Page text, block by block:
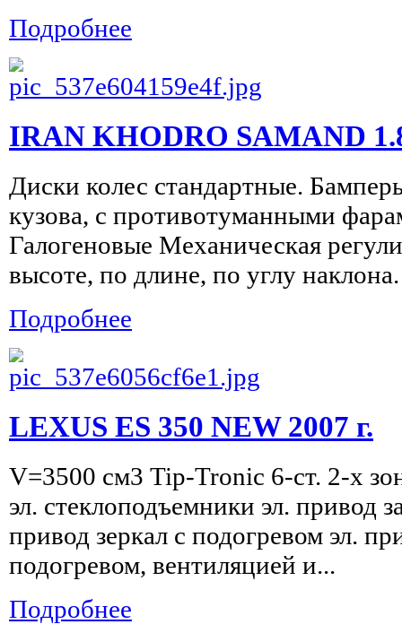
Подробнее
IRAN KHODRO SAMAND
Диски колес стандартные.
кузова, с противотуманными
Галогеновые Механическая
высоте, по длине, по углу
Подробнее
LEXUS ES 350 NEW 2007 г.
V=3500 см3 Tip-Tronic 6-ст. 2-х
эл. стеклоподъемники эл. привод
привод зеркал c подогревом эл.
подогревом, вентиляцией и...
Подробнее